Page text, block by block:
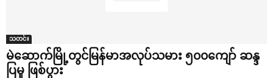
သတင်း
မဲ‌ဆောက်မြို့တွင်မြန်မာအလုပ်သမား ၅၀၀‌ကျော် ဆန္ဒ
ပြမှု ဖြစ်ပွား